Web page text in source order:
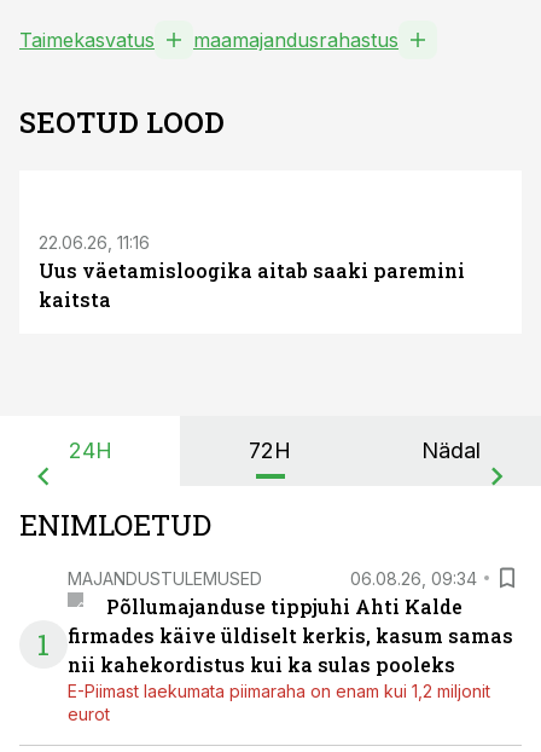
Taimekasvatus maamajandusrahastus
SEOTUD LOOD
22.06.26, 11:16
Uus väetamisloogika aitab saaki paremini
kaitsta
24H 72H Nädal
ENIMLOETUD
1
MAJANDUSTULEMUSED 06.08.26, 09:34
Põllumajanduse tippjuhi Ahti Kalde
firmades käive üldiselt kerkis, kasum samas
nii kahekordistus kui ka sulas pooleks
E-Piimast laekumata piimaraha on enam kui 1,2 miljonit
eurot